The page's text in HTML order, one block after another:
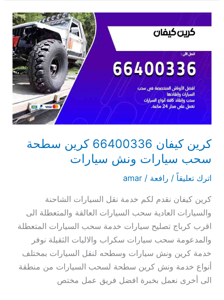
كرين كيفان 66400336 كرين سطحة
سحب سيارات ونش سيارات
اترك تعليقاً / رافعة /
amar
كرين كيفان نقدم لكم خدمة نقل السيارات الشاحنة
والسيارات العادية سحب السيارات العالقة والمتعطلة الى
اقرب كرباج تصليح سيارات خدمة سحب السيارات المتعطلة
والمدعومة سحب سيارات سكراب والاليات الثقيلة نوفر
خدمة كرين ونش سيارات وسطحه لنقل السيارات بمختلف
أنواع خدمة ونش كرين سطحة لسحب السيارات من منطقة
الى أخرى نعمل بخبرة افضل فريق عمل مختص
كيفان
كرين
سطحة
سحب
سيارات
ونش
سيارات